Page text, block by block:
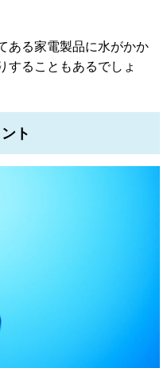
ある家電製品に水がかか
することもあるでしょ
ト